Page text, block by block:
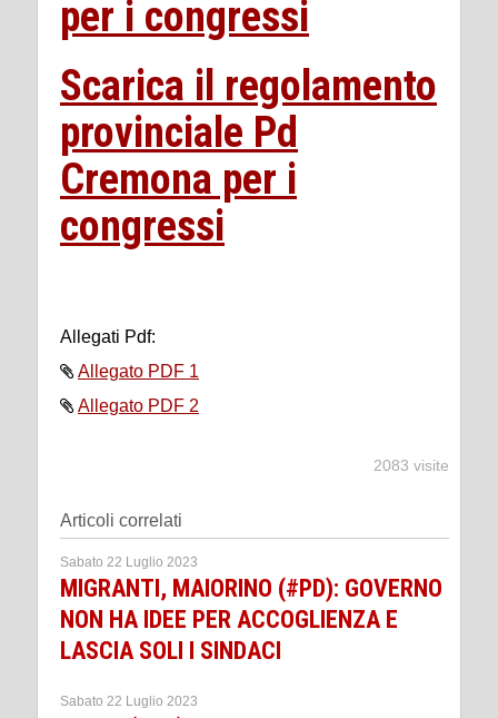
per i congressi
Scarica il regolamento
provinciale Pd
Cremona per i
congressi
Allegati Pdf:
Allegato PDF 1
Allegato PDF 2
2083 visite
Articoli correlati
Sabato 22 Luglio 2023
MIGRANTI, MAIORINO (#PD): GOVERNO
NON HA IDEE PER ACCOGLIENZA E
LASCIA SOLI I SINDACI
Sabato 22 Luglio 2023